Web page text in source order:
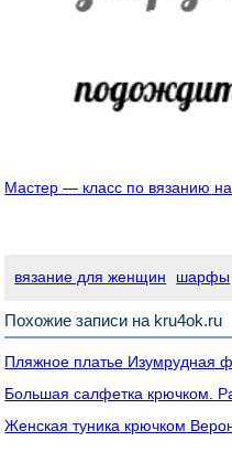
Мастер — класс по вязанию
вязание для женщин шарфы
Похожие записи на kru4ok.ru
Пляжное платье Изумрудная
Большая салфетка крючком.
Женская туника крючком